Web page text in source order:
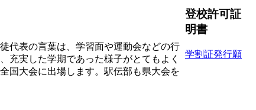
代表の言葉は、学習面や運動会などの行
充実した学期であった様子がとてもよく
国大会に出場します。駅伝部も県大会を
登校許可証
明書
学割証発行願